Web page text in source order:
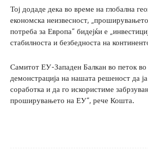
Тој додаде дека во време на глобална
економска неизвесност,
потреба за Европа“ бидејќи е
стабилноста и безбедноста на
Самитот ЕУ-Западен Балкан во петок во
демонстрација на нашата решеност да
соработка и да го искористиме
проширувањето на ЕУ“, рече Кошта.